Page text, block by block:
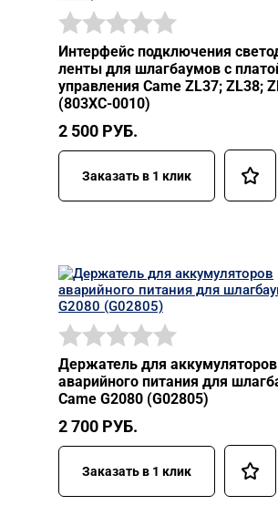
Интерфейс подключения
ленты для шлагбаумов с
управления Came ZL37; ZL38;
(803XC-0010)
2 500 РУБ.
Заказать в 1 клик
Держатель для аккумуляторов
аварийного питания для
Came G2080 (G02805)
2 700 РУБ.
Заказать в 1 клик